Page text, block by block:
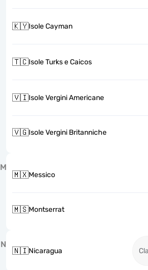
🇰🇾Isole Cayman
🇹🇨Isole Turks e Caicos
🇻🇮Isole Vergini Americane
🇻🇬Isole Vergini Britanniche
M
🇲🇽Messico
🇲🇸Montserrat
N
🇳🇮Nicaragua